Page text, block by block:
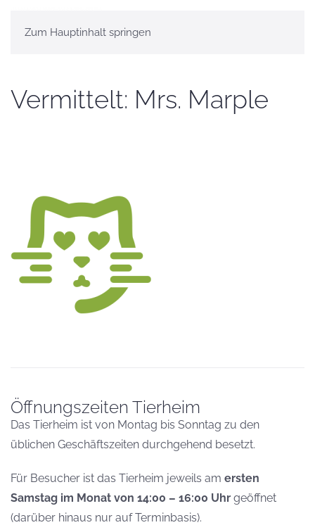
Zum Hauptinhalt springen
Vermittelt: Mrs. Marple
Öffnungszeiten Tierheim
Das Tierheim ist von Montag bis Sonntag zu den
üblichen Geschäftszeiten durchgehend besetzt.
Für Besucher ist das Tierheim jeweils am ersten
Samstag im Monat von 14:00 – 16:00 Uhr geöffnet
(darüber hinaus nur auf Terminbasis).